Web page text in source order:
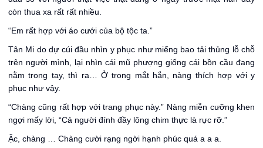
còn thua xa rất rất nhiều.
“Em rất hợp với áo cưới của bộ tộc ta.”
Tân Mi do dự cúi đầu nhìn y phục như miếng bao tải thủng lỗ chỗ
trên người mình, lại nhìn cái mũ phượng giống cái bồn cầu đang
nằm trong tay, thì ra… Ở trong mắt hắn, nàng thích hợp với y
phục như vậy.
“Chàng cũng rất hợp với trang phục này.” Nàng miễn cưỡng khen
ngợi mấy lời, “Cả người đính đầy lông chim thực là rực rỡ.”
Ặc, chàng … Chàng cười rạng ngời hạnh phúc quá a a a.